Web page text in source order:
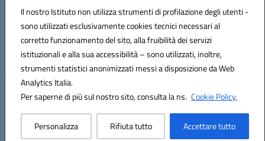
Il nostro Istituto non utilizza strumenti di profilazione degli utenti -
sono utilizzati esclusivamente cookies tecnici necessari al
corretto funzionamento del sito, alla fruibilità dei servizi
istituzionali e alla sua accessibilità – sono utilizzati, inoltre,
strumenti statistici anonimizzati messi a disposizione da Web
Analytics Italia.
Per saperne di più sul nostro sito, consulta la ns. Cookie Policy.
Personalizza Rifiuta tutto Accettare tutto
Posta elettronica certificata (PEC):mepc060006@pec.istruzione.it
Codice fiscale: 86000610831
Codice meccanografico: MEPC060006
Hosting & Powered by 3D Solution S.r.l.
Concept & Design by Designers Italia